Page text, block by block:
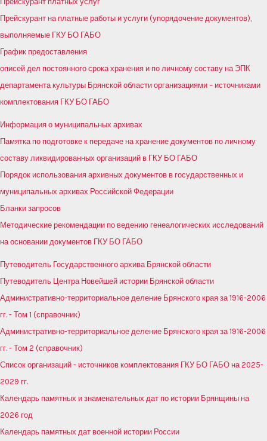
Прейскурант на платные работы и услуги (упорядочение документов),
выполняемые ГКУ БО ГАБО
График предоставления
описей дел постоянного срока хранения и по личному составу на ЭПК
департамента культуры Брянской области организациями – источниками
комплектования ГКУ БО ГАБО
Информация о муниципальных архивах
Памятка по подготовке к передаче на хранение документов по личному
составу ликвидированных организаций в ГКУ БО ГАБО
Порядок использования архивных документов в государственных и
муниципальных архивах Российской Федерации
Бланки запросов
Методические рекомендации по ведению генеалогических исследований
на основании документов ГКУ БО ГАБО
Путеводитель Государственного архива Брянской области
Путеводитель Центра Новейшей истории Брянской области
Административно-территориальное деление Брянского края за 1916-2006
гг. - Том 1 (справочник)
Административно-территориальное деление Брянского края за 1916-2006
гг. - Том 2 (справочник)
Список организаций - источников комплектования ГКУ БО ГАБО на 2025-
2029 гг.
Календарь памятных и знаменательных дат по истории Брянщины на
2026 год
Календарь памятных дат военной истории России